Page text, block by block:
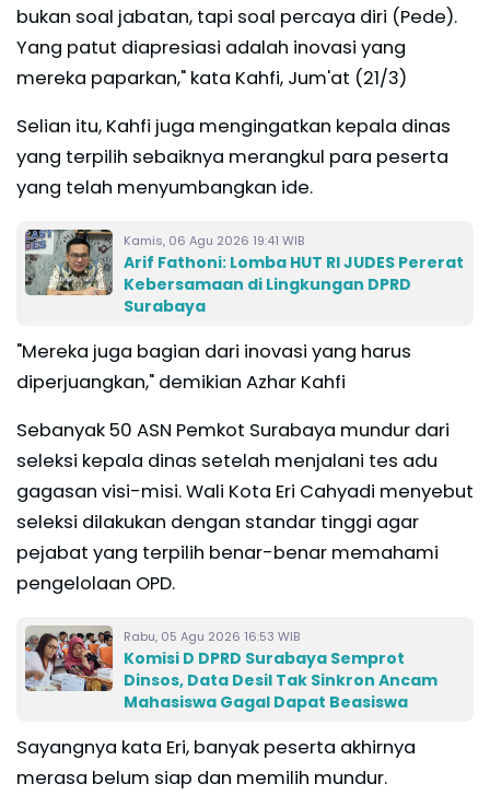
bukan soal jabatan, tapi soal percaya diri (Pede).
Yang patut diapresiasi adalah inovasi yang
mereka paparkan," kata Kahfi, Jum'at (21/3)
Selian itu, Kahfi juga mengingatkan kepala dinas
yang terpilih sebaiknya merangkul para peserta
yang telah menyumbangkan ide.
Kamis, 06 Agu 2026 19:41 WIB
Arif Fathoni: Lomba HUT RI JUDES Pererat
Kebersamaan di Lingkungan DPRD
Surabaya
"Mereka juga bagian dari inovasi yang harus
diperjuangkan," demikian Azhar Kahfi
Sebanyak 50 ASN Pemkot Surabaya mundur dari
seleksi kepala dinas setelah menjalani tes adu
gagasan visi-misi. Wali Kota Eri Cahyadi menyebut
seleksi dilakukan dengan standar tinggi agar
pejabat yang terpilih benar-benar memahami
pengelolaan OPD.
Rabu, 05 Agu 2026 16:53 WIB
Komisi D DPRD Surabaya Semprot
Dinsos, Data Desil Tak Sinkron Ancam
Mahasiswa Gagal Dapat Beasiswa
Sayangnya kata Eri, banyak peserta akhirnya
merasa belum siap dan memilih mundur.